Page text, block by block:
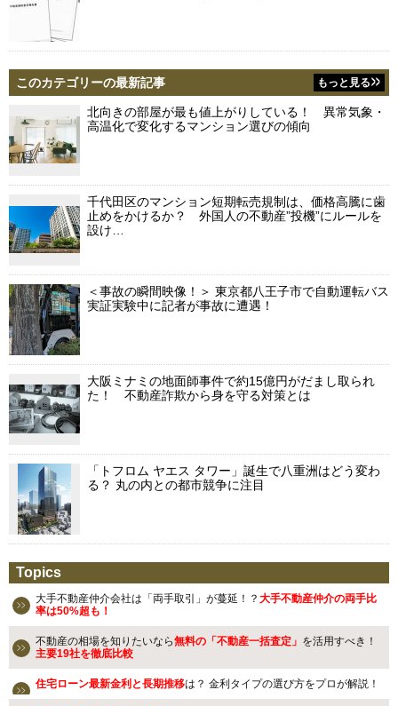
このカテゴリーの最新記事 もっと見る
北向きの部屋が最も値上がりしている！ 異常気象・
高温化で変化するマンション選びの傾向
千代田区のマンション短期転売規制は、価格高騰に歯
止めをかけるか？ 外国人の不動産”投機”にルールを
設け…
＜事故の瞬間映像！＞ 東京都八王子市で自動運転バス
実証実験中に記者が事故に遭遇！
大阪ミナミの地面師事件で約15億円がだまし取られ
た！ 不動産詐欺から身を守る対策とは
「トフロム ヤエス タワー」誕生で八重洲はどう変わ
る？ 丸の内との都市競争に注目
Topics
大手不動産仲介会社は「両手取引」が蔓延！？ 大手不動産仲介の両手比
率は50%超も！
不動産の相場を知りたいなら無料の「不動産一括査定」 を活用すべき！
主要19社を徹底比較
住宅ローン最新金利と長期推移は？ 金利タイプの選び方をプロが解説！